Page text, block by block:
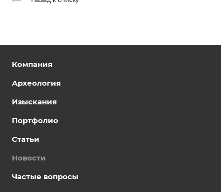
Компания
Археология
Изыскания
Портфолио
Статьи
Новости
Частые вопросы